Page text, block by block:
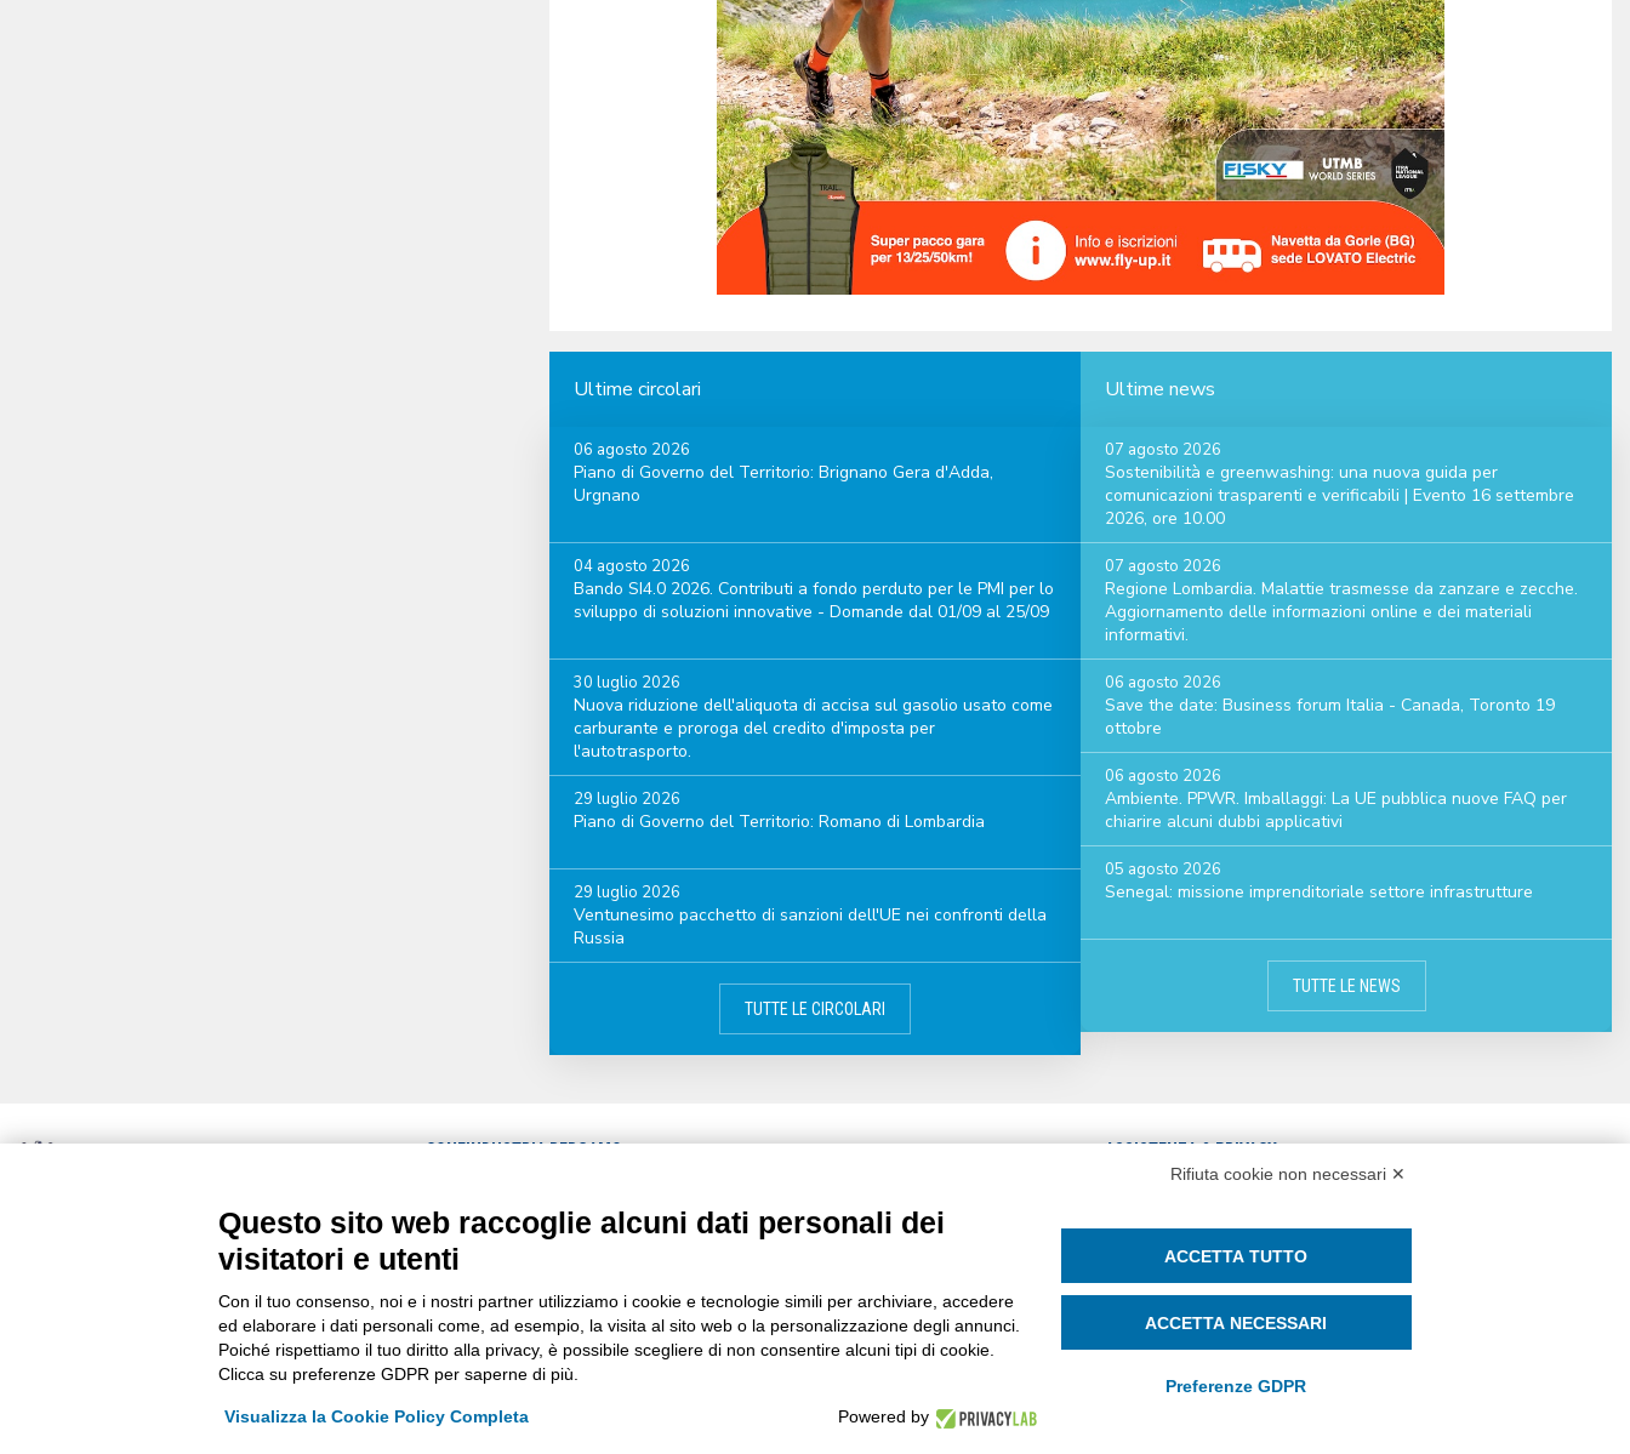
Ultime circolari
06 agosto 2026
Piano di Governo del Territorio: Brignano Gera d'Adda,
Urgnano
04 agosto 2026
Bando SI4.0 2026. Contributi a fondo perduto per le PMI per lo
sviluppo di soluzioni innovative - Domande dal 01/09 al 25/09
30 luglio 2026
Nuova riduzione dell'aliquota di accisa sul gasolio usato come
carburante e proroga del credito d'imposta per
l'autotrasporto.
29 luglio 2026
Piano di Governo del Territorio: Romano di Lombardia
29 luglio 2026
Ventunesimo pacchetto di sanzioni dell'UE nei confronti della
Russia
TUTTE LE CIRCOLARI
Ultime news
07 agosto 2026
Sostenibilità e greenwashing: una nuova guida per
comunicazioni trasparenti e verificabili | Evento 16 settembre
2026, ore 10.00
07 agosto 2026
Regione Lombardia. Malattie trasmesse da zanzare e zecche.
Aggiornamento delle informazioni online e dei materiali
informativi.
06 agosto 2026
Save the date: Business forum Italia - Canada, Toronto 19
ottobre
06 agosto 2026
Ambiente. PPWR. Imballaggi: La UE pubblica nuove FAQ per
chiarire alcuni dubbi applicativi
05 agosto 2026
Senegal: missione imprenditoriale settore infrastrutture
TUTTE LE NEWS
Via Stezzano, 87 | 24126 Bergamo
Codice Fiscale: 80021750163 | PEC:
info@pec.confindustriabergamo.it
CONFINDUSTRIA BERGAMO
ULTIME NEWS
RASSEGNA STAMPA
CATEGORIE
CIRCOLARI
ASSISTENZA & PRIVACY
PRIVACY POLICY
COOKIE POLICY
SOCIAL MEDIA POLICY
GENERE
La riproduzione, anche parziale, di qualsiasi informazione o documento è riservata
Rifiuta cookie non necessari ✕
Questo sito web raccoglie alcuni dati personali dei
visitatori e utenti
Con il tuo consenso, noi e i nostri partner utilizziamo i cookie e tecnologie simili per archiviare, accedere
ed elaborare i dati personali come, ad esempio, la visita al sito web o la personalizzazione degli annunci.
Poiché rispettiamo il tuo diritto alla privacy, è possibile scegliere di non consentire alcuni tipi di cookie.
Clicca su preferenze GDPR per saperne di più.
Visualizza la Cookie Policy Completa Powered by
ACCETTA TUTTO
ACCETTA NECESSARI
Preferenze GDPR